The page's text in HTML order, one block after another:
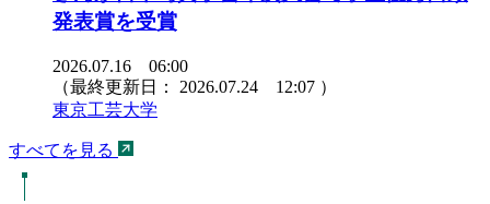
発表賞を受賞
2026.07.16 06:00
（最終更新日： 2026.07.24 12:07 ）
東京工芸大学
すべてを見る